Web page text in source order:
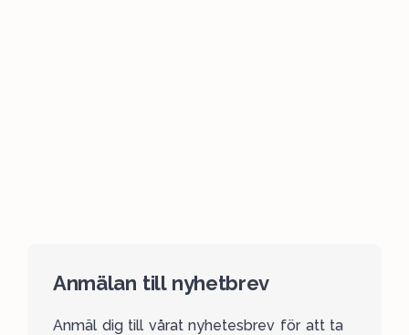
Anmälan till nyhetbrev
Anmäl dig till vårat nyhetesbrev för att ta